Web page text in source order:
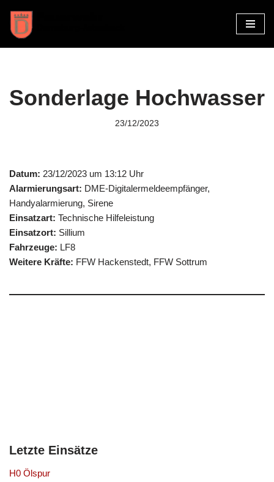
Zum
Inhalt
Sonderlage Hochwasser
23/12/2023
Datum: 23/12/2023 um 13:12 Uhr
Alarmierungsart: DME-Digitalermeldeempfänger,
Handyalarmierung, Sirene
Einsatzart: Technische Hilfeleistung
Einsatzort: Sillium
Fahrzeuge: LF8
Weitere Kräfte: FFW Hackenstedt, FFW Sottrum
Letzte Einsätze
H0 Ölspur